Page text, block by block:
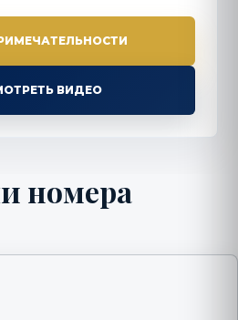
ВИДЕО
номера